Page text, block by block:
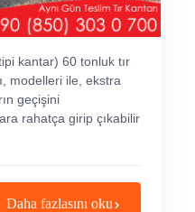
kantar) 60 tonluk tır
modelleri ile, ekstra
geçişini
rahatça girip çıkabilir
Daha fazlasını oku